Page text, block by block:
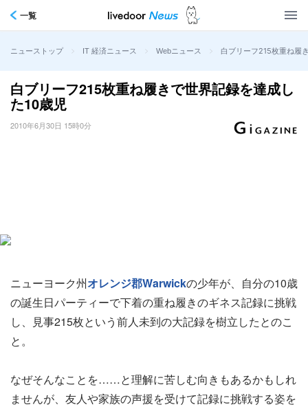
一覧
ニューストップ > IT 経済ニュース > Webニュース > 白ブリーフ215枚重ね履
白ブリーフ215枚重ね履きで世界記録を達成し
た10歳児
2010年6月30日 15時0分
ニューヨーク州オレンジ郡Warwickの少年が、自分の10歳
の誕生日パーティーで下着の重ね履きのギネス記録に挑戦
し、見事215枚という前人未到の大記録を樹立したとのこ
と。
なぜそんなことを……と理解に苦しむ向きもあるかもしれ
ませんが、友人や家族の声援を受けて記録に挑戦する姿を